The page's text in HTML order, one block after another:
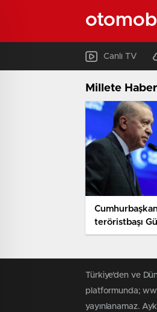
Canlı TV
Millete
teröristbaşı
sonrasında
onursuzca
Türkiye'den ve
platformunda;
yayınlanamaz.